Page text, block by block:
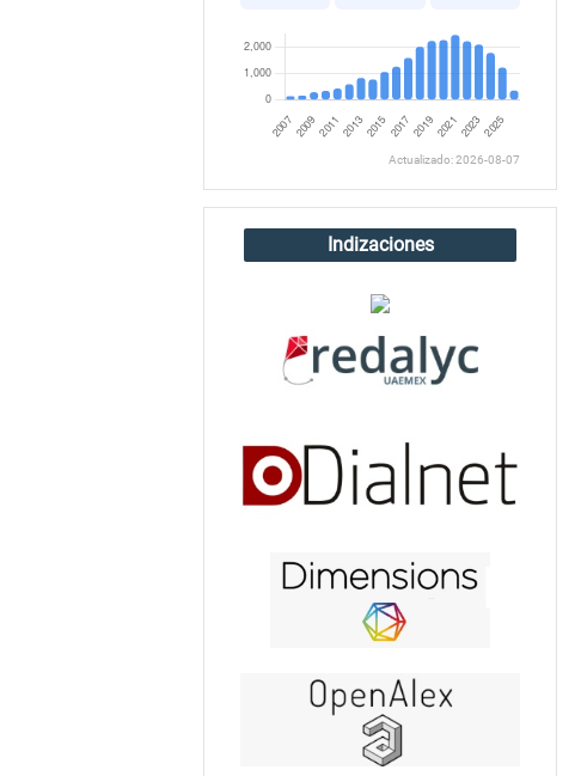
Actualizado: 2026-08-07
Indizaciones